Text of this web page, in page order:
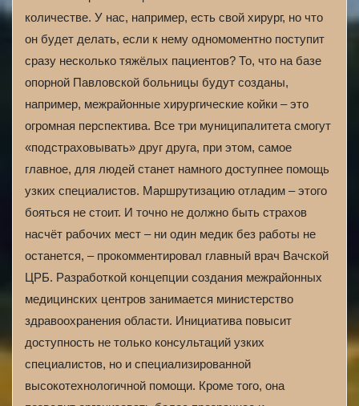
количестве. У нас, например, есть свой хирург, но что
он будет делать, если к нему одномоментно поступит
сразу несколько тяжёлых пациентов? То, что на базе
опорной Павловской больницы будут созданы,
например, межрайонные хирургические койки – это
огромная перспектива. Все три муниципалитета смогут
«подстраховывать» друг друга, при этом, самое
главное, для людей станет намного доступнее помощь
узких специалистов. Маршрутизацию отладим – этого
бояться не стоит. И точно не должно быть страхов
насчёт рабочих мест – ни один медик без работы не
останется, – прокомментировал главный врач Вачской
ЦРБ. Разработкой концепции создания межрайонных
медицинских центров занимается министерство
здравоохранения области. Инициатива повысит
доступность не только консультаций узких
специалистов, но и специализированной
высокотехнологичной помощи. Кроме того, она